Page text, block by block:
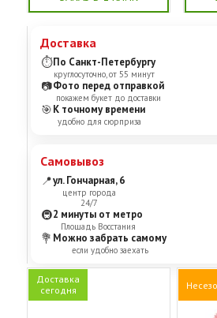
Доставка
⏱По Санкт-Петербургу
круглосуточно, от 55 минут
📷Фото перед отправкой
покажем букет до доставки
🎯К точному времени
удобно для сюрприза
Самовывоз
📍ул. Гончарная, 6
центр города
24/7
🚇2 минуты от метро
Площадь Восстания
💐 Можно забрать самому
если удобно заехать
Доставка
сегодня